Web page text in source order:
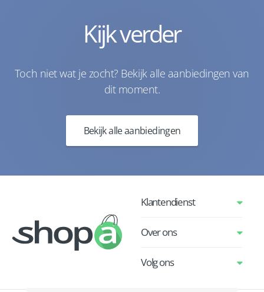
Kijk verder
Toch niet wat je zocht? Bekijk alle aanbiedingen van
dit moment.
Bekijk alle aanbiedingen
Klantendienst
Over ons
Volg ons